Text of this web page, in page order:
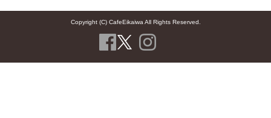
Copyright (C) CafeEikaiwa All Rights Reserved.